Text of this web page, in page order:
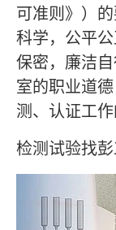
可准则》）
科学，公平
保密，廉洁
室的职业道
测、认证工作
检测试验找彭